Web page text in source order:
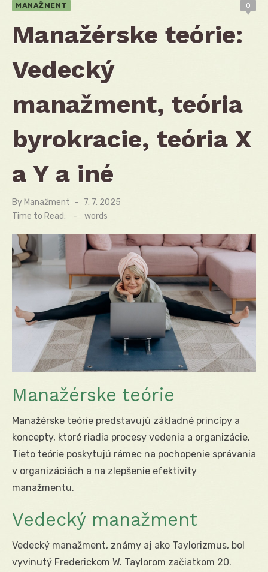
MANAŽMENT 0
Manažérske teórie:
Vedecký
manažment, teória
byrokracie, teória X
a Y a iné
By Manažment
Posted
on
7. 7. 2025
Time to Read:
- words
Manažérske teórie
Manažérske teórie predstavujú základné princípy a
koncepty, ktoré riadia procesy vedenia a organizácie.
Tieto teórie poskytujú rámec na pochopenie správania
v organizáciách a na zlepšenie efektivity
manažmentu.
Vedecký manažment
Vedecký manažment, známy aj ako Taylorizmus, bol
vyvinutý Frederickom W. Taylorom začiatkom 20.